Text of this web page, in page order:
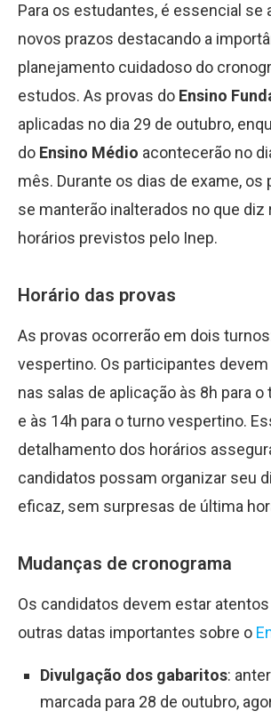
Para os estudantes, é essencial se
novos prazos destacando a
planejamento cuidadoso do
estudos. As provas do Ensino
aplicadas no dia 29 de outubro,
do Ensino Médio acontecerão no
mês. Durante os dias de exame,
se manterão inalterados no que diz
horários previstos pelo Inep.
Horário das provas
As provas ocorrerão em dois
vespertino. Os participantes
nas salas de aplicação às 8h para o
e às 14h para o turno vespertino.
detalhamento dos horários
candidatos possam organizar seu
eficaz, sem surpresas de última
Mudanças de cronograma
Os candidatos devem estar atentos
outras datas importantes sobre o
Divulgação dos gabaritos:
marcada para 28 de outubro,